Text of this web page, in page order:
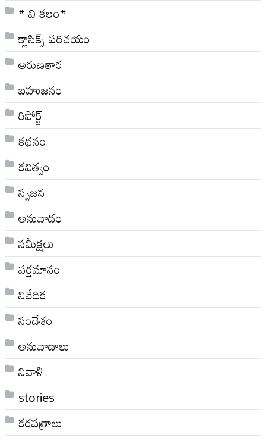
* వి క‌లం*
క్లాసిక్స్ ప‌రిచ‌యం
అరుణతార
బహుజనం
రిపోర్ట్
కథనం
కవిత్వం
సృజన
అనువాదం
సమీక్షలు
వర్తమానం
నివేదిక
సందేశం
అనువాదాలు
నివాళి
stories
కరపత్రాలు